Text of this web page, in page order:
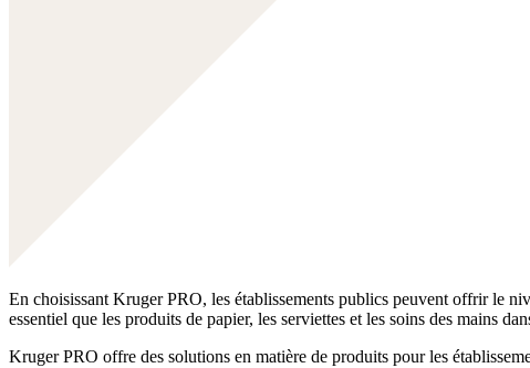
En choisissant Kruger PRO, les établissements publics peuvent offrir le
essentiel que les produits de papier, les serviettes et les soins des mains
Kruger PRO offre des solutions en matière de produits pour les